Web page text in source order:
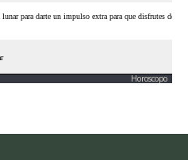
Horoscopo